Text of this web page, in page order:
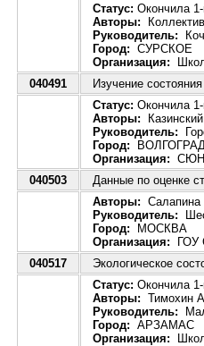
Статус: Окончила
Авторы:
Руководитель:
Город: СУРСКОЕ
Организация:
040491
Изучение
Статус: Окончила
Авторы:
Руководитель:
Город: ВОЛГОГРАД
Организация: СЮН
040503
Данные по оценке
Авторы: Салапина
Руководитель:
Город: МОСКВА
Организация: ГОУ
040517
Экологическое
Статус: Окончила
Авторы: Тимохин
Руководитель:
Город: АРЗАМАС
Организация: